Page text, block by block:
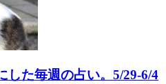
した毎週の占い。5/29-6/4